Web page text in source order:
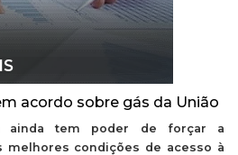
acordo sobre gás da União
ainda tem poder de forçar a
melhores condições de acesso à